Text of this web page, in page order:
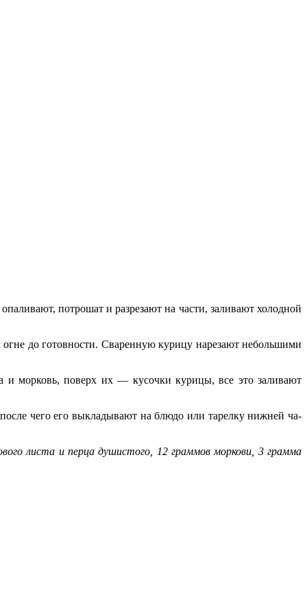
потрошат и разрезают на части, зали­вают холодной
до готовности. Сваренную курицу нарезают небольшими
и мор­ковь, поверх их — кусочки курицы, все это заливают
чего его выкла­дывают на блюдо или тарелку нижней ча­
ли­ста и перца душистого, 12 граммов моркови, 3 грамма